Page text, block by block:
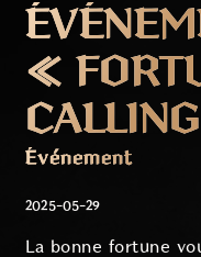
«
Événement
2025-05-29
La bonne fortune